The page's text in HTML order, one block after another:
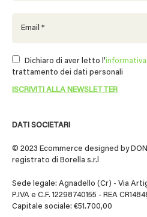
DATI SOCIETARI
© 2023 Ecommerce designed by
registrato di Borella s.r.l
Sede legale: Agnadello (Cr) - Via
P.IVA e C.F. 12298740155 - REA
Capitale sociale: €51.700,00
Dichiaro di aver letto l'informativa
trattamento dei dati personali